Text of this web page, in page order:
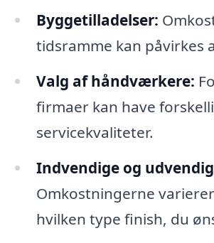
Byggetilladelser:
tidsramme kan påvirkes
Valg af håndværkere:
firmaer kan have
servicekvaliteter.
Indvendige og
Omkostningerne
hvilken type finish, du